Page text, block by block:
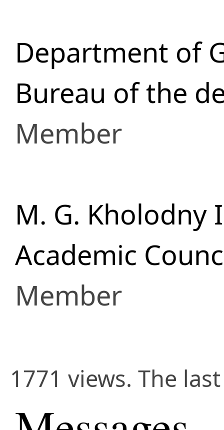
Department of
Bureau of the
Member
M. G.
Academic
Member
1771 views. The